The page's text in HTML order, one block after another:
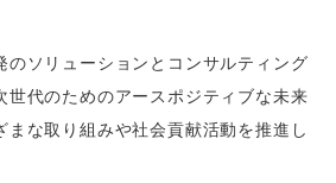
のソリューションとコンサルティング
世代のためのアースポジティブな未来
まな取り組みや社会貢献活動を推進し